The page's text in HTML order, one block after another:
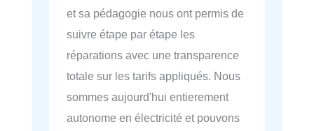
et sa pédagogie nous ont permis de
suivre étape par étape les
réparations avec une transparence
totale sur les tarifs appliqués. Nous
sommes aujourd'hui entierement
autonome en électricité et pouvons